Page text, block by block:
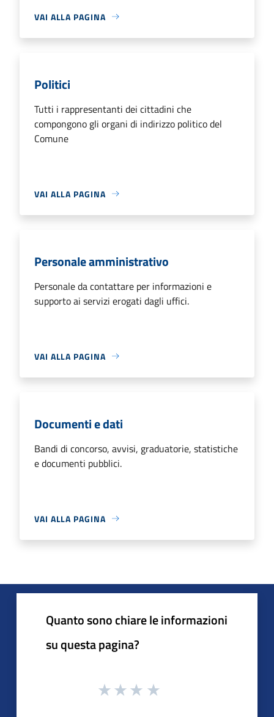
VAI ALLA PAGINA
Politici
Tutti i rappresentanti dei cittadini che
compongono gli organi di indirizzo politico del
Comune
VAI ALLA PAGINA
Personale amministrativo
Personale da contattare per informazioni e
supporto ai servizi erogati dagli uffici.
VAI ALLA PAGINA
Documenti e dati
Bandi di concorso, avvisi, graduatorie, statistiche
e documenti pubblici.
VAI ALLA PAGINA
Quanto sono chiare le informazioni
su questa pagina?